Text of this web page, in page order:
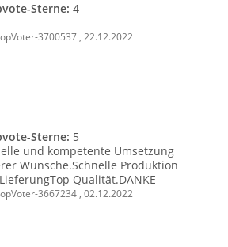
Sterne: 4
3700537 , 22.12.2022
Sterne: 5
und kompetente Umsetzung
Wünsche.Schnelle Produktion
Qualität.DANKE
3667234 , 02.12.2022